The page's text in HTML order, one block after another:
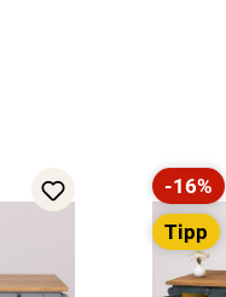
Rabatt
-16%
Tipp